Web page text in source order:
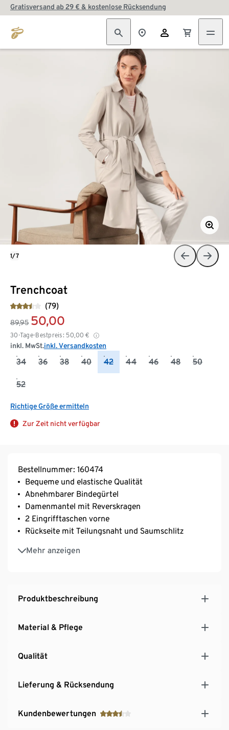
Gratisversand ab 29 € & kostenlose Rücksendung
Trenchcoat
(79)
89,95 50,00
30-Tage-Bestpreis: 50,00 €
inkl. MwSt.inkl. Versandkosten
34 36 38 40 42 44 46 48 50
52
Richtige Größe ermitteln
Zur Zeit nicht verfügbar
1/7
Bestellnummer: 160474
Bequeme und elastische Qualität
Abnehmbarer Bindegürtel
Damenmantel mit Reverskragen
2 Eingrifftaschen vorne
Rückseite mit Teilungsnaht und Saumschlitz
Mehr anzeigen
Ärmelabschluss mit Zier-Riegel
Mit Elasthan: formbeständig, perfekter Sitz, hoher
Produktbeschreibung
Material & Pflege
Qualität
Lieferung & Rücksendung
Kundenbewertungen